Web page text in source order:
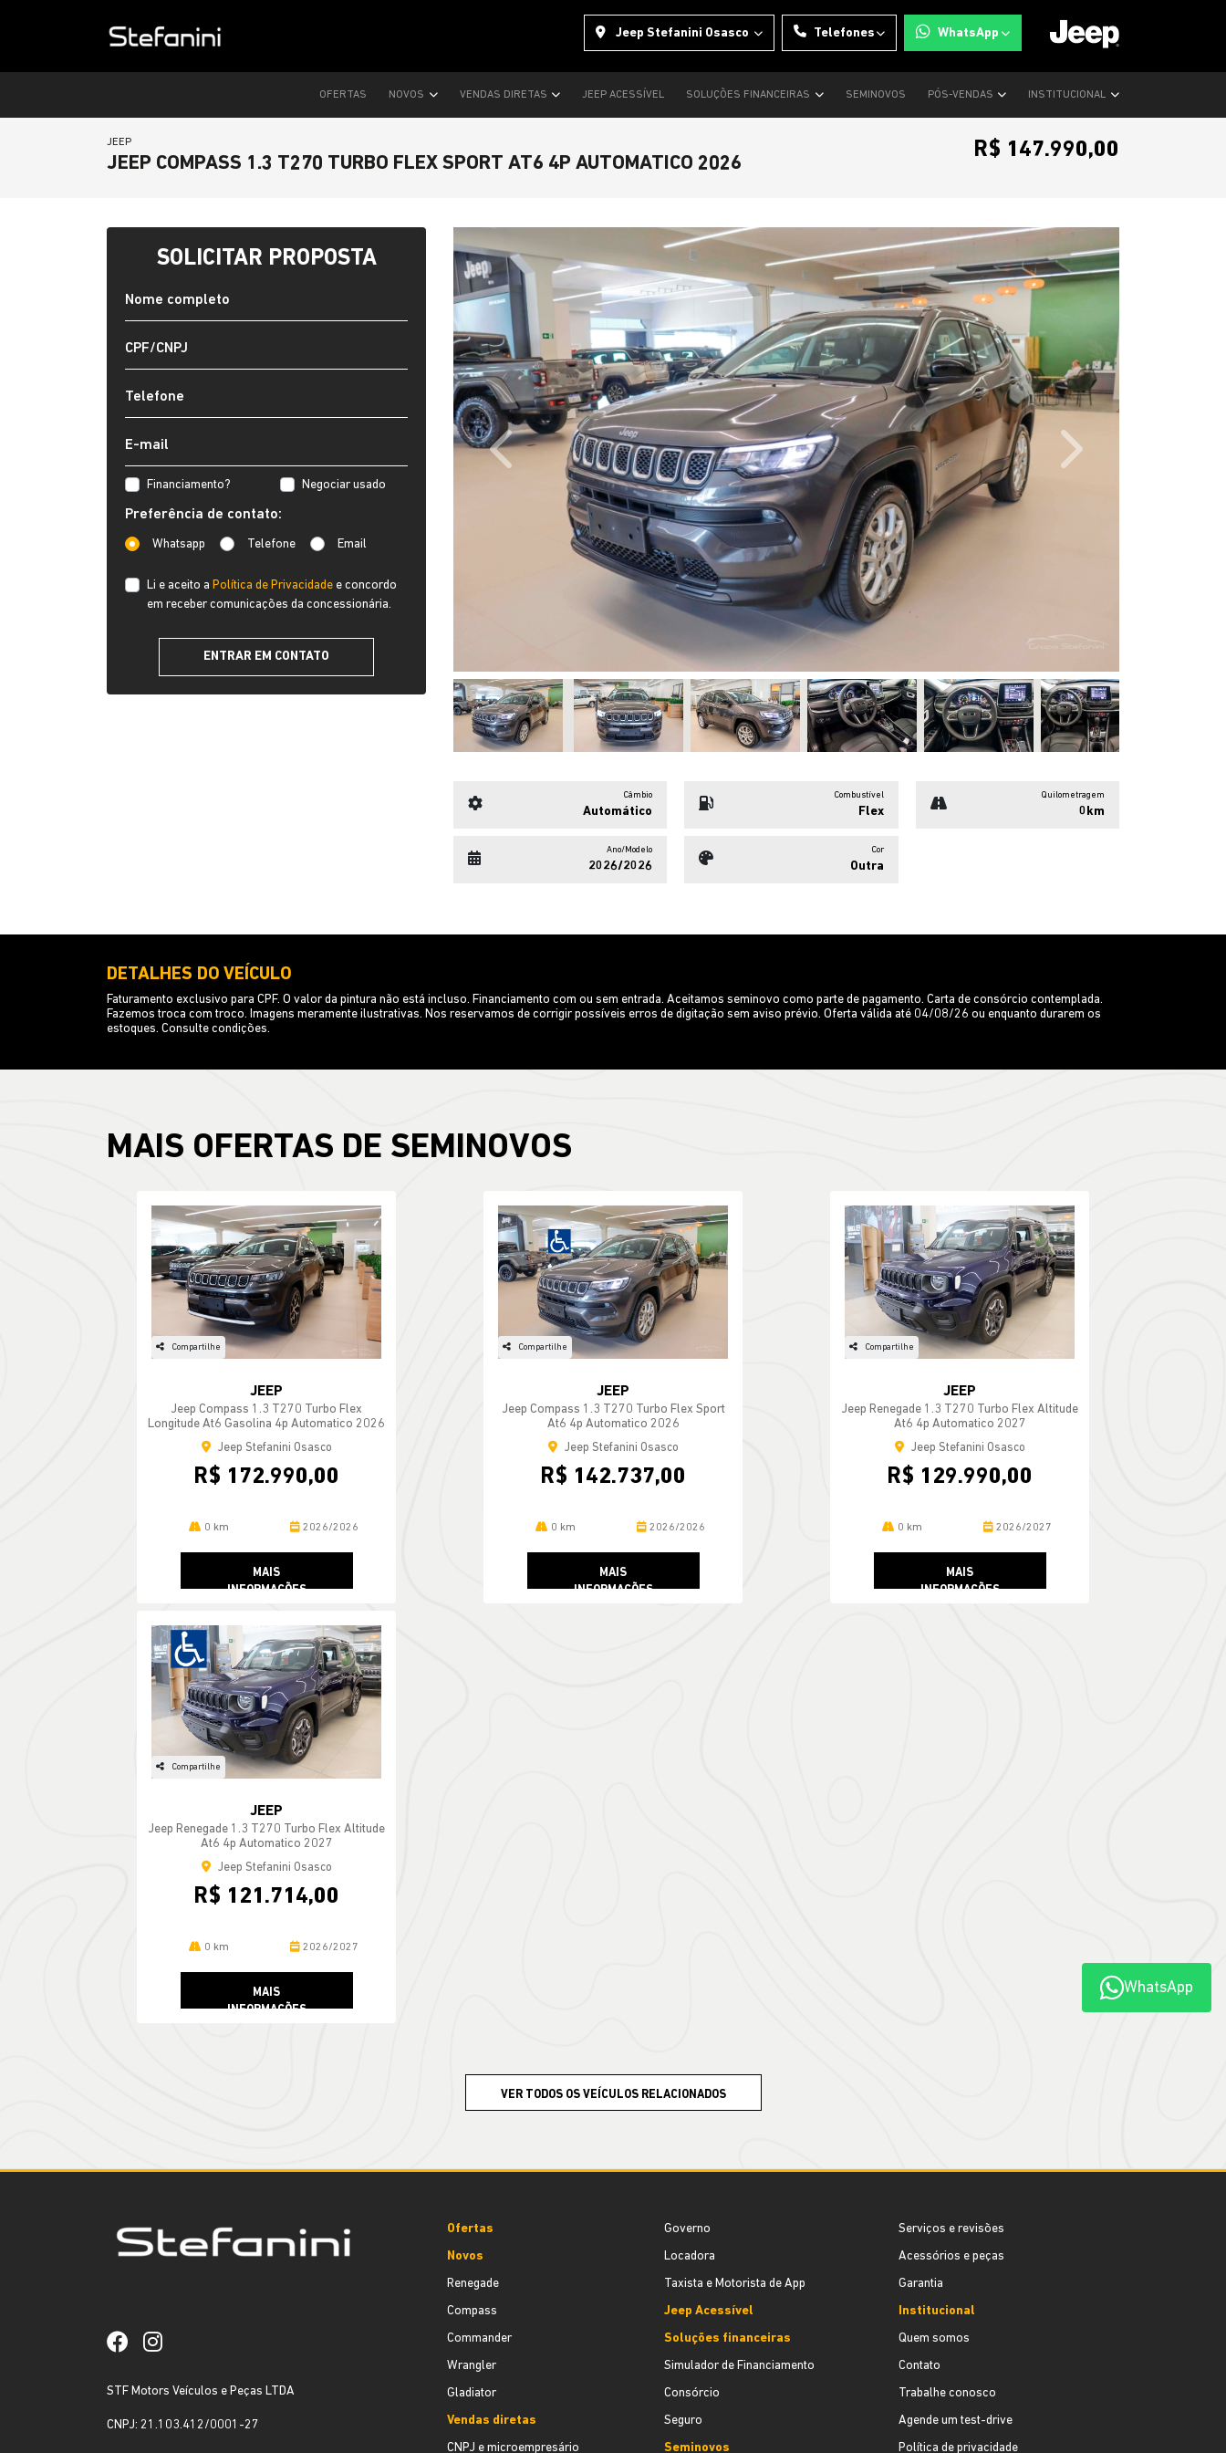
Jeep Stefanini Osasco Telefones WhatsApp
OFERTAS NOVOS VENDAS DIRETAS JEEP ACESSÍVEL SOLUÇÕES FINANCEIRAS SEMINOVOS PÓS-VENDAS INSTITUCIONAL
JEEP
JEEP COMPASS 1.3 T270 TURBO FLEX SPORT AT6 4P AUTOMATICO 2026
R$ 147.990,00
Previous Next
Câmbio
Automático
Combustível
Flex
Quilometragem
0km
Ano/Modelo
2026/2026
Cor
Outra
SOLICITAR PROPOSTA
Financiamento? Negociar usado
Preferência de contato:
Whatsapp Telefone Email
Li e aceito a Política de Privacidade e concordo
em receber comunicações da concessionária.
ENTRAR EM CONTATO
DETALHES DO VEÍCULO
Faturamento exclusivo para CPF. O valor da pintura não está incluso. Financiamento com ou sem entrada. Aceitamos seminovo como parte de pagamento. Carta de consórcio contemplada.
Fazemos troca com troco. Imagens meramente ilustrativas. Nos reservamos de corrigir possíveis erros de digitação sem aviso prévio. Oferta válida até 04/08/26 ou enquanto durarem os
estoques. Consulte condições.
MAIS OFERTAS DE SEMINOVOS
Compartilhe
JEEP
Jeep Compass 1.3 T270 Turbo Flex
Longitude At6 Gasolina 4p Automatico 2026
Jeep Stefanini Osasco
R$ 172.990,00
0 km 2026/2026
MAIS
INFORMAÇÕES
Compartilhe
JEEP
Jeep Compass 1.3 T270 Turbo Flex Sport
At6 4p Automatico 2026
Jeep Stefanini Osasco
R$ 142.737,00
0 km 2026/2026
MAIS
INFORMAÇÕES
Compartilhe
JEEP
Jeep Renegade 1.3 T270 Turbo Flex Altitude
At6 4p Automatico 2027
Jeep Stefanini Osasco
R$ 129.990,00
0 km 2026/2027
MAIS
INFORMAÇÕES
Compartilhe
JEEP
Jeep Renegade 1.3 T270 Turbo Flex Altitude
At6 4p Automatico 2027
Jeep Stefanini Osasco
R$ 121.714,00
0 km 2026/2027
MAIS
INFORMAÇÕES
VER TODOS OS VEÍCULOS RELACIONADOS
WhatsApp
STF Motors Veículos e Peças LTDA
CNPJ: 21.103.412/0001-27
Ofertas
Novos
Renegade
Compass
Commander
Wrangler
Gladiator
Vendas diretas
CNPJ e microempresário
Governo
Locadora
Taxista e Motorista de App
Jeep Acessível
Soluções financeiras
Simulador de Financiamento
Consórcio
Seguro
Seminovos
Serviços e revisões
Acessórios e peças
Garantia
Institucional
Quem somos
Contato
Trabalhe conosco
Agende um test-drive
Política de privacidade